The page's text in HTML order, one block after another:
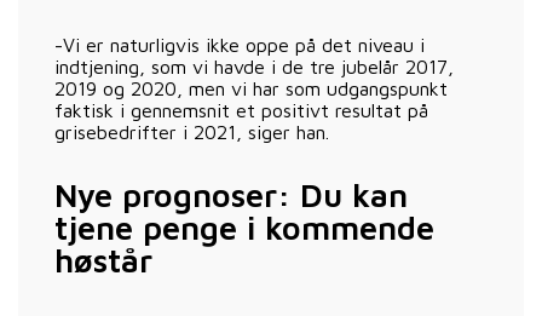
-Vi er naturligvis ikke oppe på det niveau i
indtjening, som vi havde i de tre jubelår 2017,
2019 og 2020, men vi har som udgangspunkt
faktisk i gennemsnit et positivt resultat på
grisebedrifter i 2021, siger han.
Nye prognoser: Du kan
tjene penge i kommende
høstår